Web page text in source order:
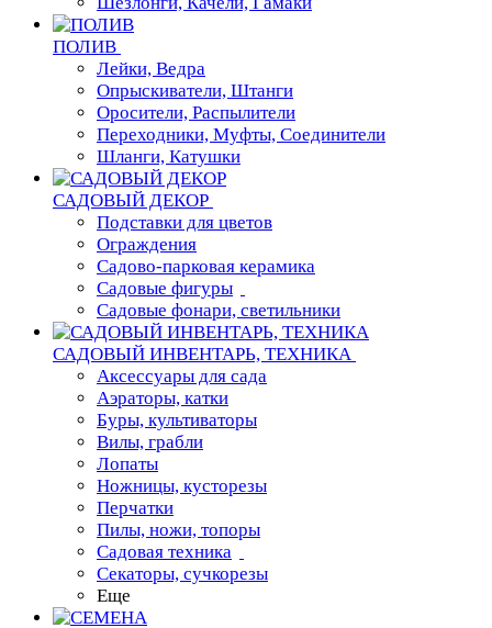
ПОЛИВ
Лейки, Ведра
Опрыскиватели, Штанги
Оросители, Распылители
Переходники, Муфты, Соединители
Шланги, Катушки
САДОВЫЙ ДЕКОР
Подставки для цветов
Ограждения
Садово-парковая керамика
Садовые фигуры
Садовые фонари, светильники
САДОВЫЙ ИНВЕНТАРЬ, ТЕХНИКА
Аксессуары для сада
Аэраторы, катки
Буры, культиваторы
Вилы, грабли
Лопаты
Ножницы, кусторезы
Перчатки
Пилы, ножи, топоры
Садовая техника
Секаторы, сучкорезы
Еще